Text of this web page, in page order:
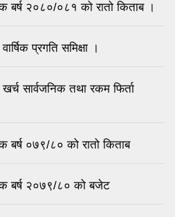
बर्ष २०८०/०८१ को रातो किताब ।
प्रगति समिक्षा ।
सार्वजनिक तथा रकम फिर्ता
बर्ष ०७९/८० को रातो किताब
बर्ष २०७९/८० को बजेट